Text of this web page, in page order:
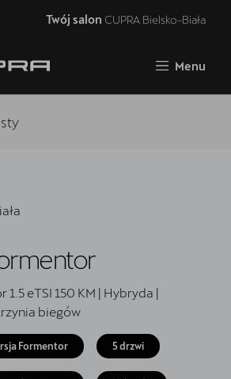
Twój salon CUPRA Bielsko-Biała
Menu
1.5 eTSI 150 KM | Hybryda |
biegów
Formentor 5 drzwi